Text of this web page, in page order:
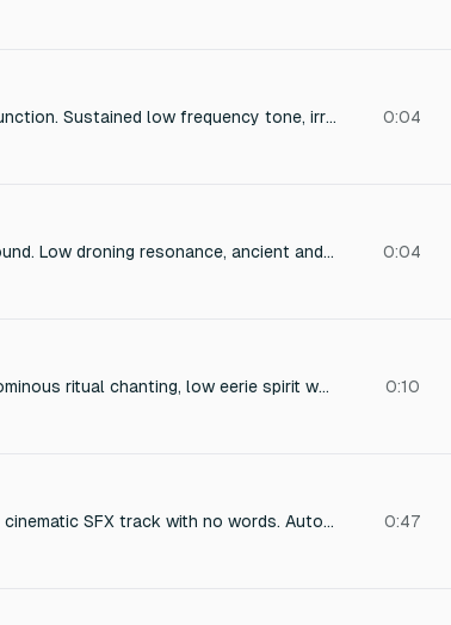
Occult energy hum malfunction. Sustained low frequency tone, irregular and decaying, like machinery losing power. Ends in silence. No attack, no impact, no explosion. 0:04
Occult ritual collapse sound. Low droning resonance, ancient and unstable, brief sharp rupture of energy, then immediate drop to silence with subtle eerie ringing. No fantasy magic, no explosion. 0:04
Whispering cult voices, ominous ritual chanting, low eerie spirit whispers. 0:10
Create a full continuous cinematic SFX track with no words. Auto-match mood: Historical / Occult / Eerie. Blend: Mechanical grinding sounds (heavy gears turning slowly). Wind howling through empty corridors. A distant woman's scream (very subtle, reverb). Low chanting whispers (indistinct). Sudden piano slam (low key) for the jump scare. One evolving full track. No time codes. 0:47